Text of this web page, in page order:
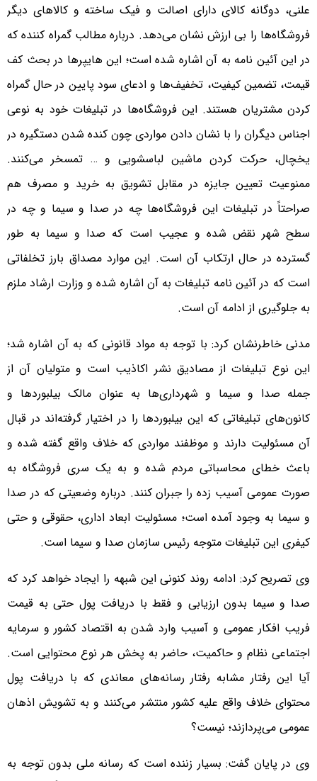
علنی، دوگانه کالای دارای اصالت و فیک ساخته و کالاهای دیگر
فروشگاه‌ها را بی ارزش نشان می‌دهد. درباره مطالب گمراه کننده که
در این آئین نامه به آن اشاره شده است؛ این هایپرها در بحث کف
قیمت، تضمین کیفیت، تخفیف‌ها و ادعای سود پایین در حال گمراه
کردن مشتریان هستند. این فروشگاه‌ها در تبلیغات خود به نوعی
اجناس دیگران را با نشان دادن مواردی چون کنده شدن دستگیره در
یخچال، حرکت کردن ماشین لباسشویی و … تمسخر می‌کنند.
ممنوعیت تعیین جایزه در مقابل تشویق به خرید و مصرف هم
صراحتاً در تبلیغات این فروشگاه‌ها چه در صدا و سیما و چه در
سطح شهر نقض شده و عجیب است که صدا و سیما به طور
گسترده در حال ارتکاب آن است. این موارد مصداق بارز تخلفاتی
است که در آئین نامه تبلیغات به آن اشاره شده و وزارت ارشاد ملزم
به جلوگیری از ادامه آن است.
‌مدنی خاطرنشان کرد: با توجه به مواد قانونی که به آن اشاره شد؛
این نوع تبلیغات از مصادیق نشر اکاذیب است و متولیان آن از
جمله صدا و سیما و شهرداری‌ها به عنوان مالک بیلبوردها و
کانون‌های تبلیغاتی که این بیلبوردها را در اختیار گرفته‌اند در قبال
آن مسئولیت دارند و موظفند مواردی که خلاف واقع گفته شده و
باعث خطای محاسباتی مردم شده و به یک سری فروشگاه به
صورت عمومی آسیب زده را جبران کنند. درباره وضعیتی که در صدا
و سیما به وجود آمده است؛ مسئولیت ابعاد اداری، حقوقی و حتی
کیفری این تبلیغات متوجه رئیس سازمان صدا و سیما است.
وی تصریح کرد: ادامه روند کنونی این شبهه را ایجاد خواهد کرد که
صدا و سیما بدون ارزیابی و فقط با دریافت پول حتی به قیمت
فریب افکار عمومی و آسیب وارد شدن به اقتصاد کشور و سرمایه
اجتماعی نظام و حاکمیت، حاضر به پخش هر نوع محتوایی است.
آیا این رفتار مشابه رفتار رسانه‌های معاندی که با دریافت پول
محتوای خلاف واقع علیه کشور منتشر می‌کنند و به تشویش اذهان
عمومی می‌پردازند؛ نیست؟
وی در پایان گفت: بسیار زننده است که رسانه ملی بدون توجه به